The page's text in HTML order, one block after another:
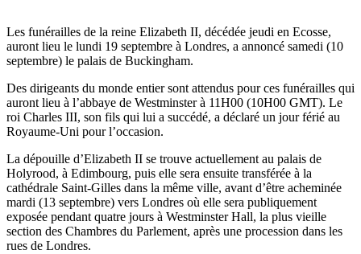
Les funérailles de la reine Elizabeth II, décédée jeudi en Ecosse,
auront lieu le lundi 19 septembre à Londres, a annoncé samedi (10
septembre) le palais de Buckingham.
Des dirigeants du monde entier sont attendus pour ces funérailles qui
auront lieu à l’abbaye de Westminster à 11H00 (10H00 GMT). Le
roi Charles III, son fils qui lui a succédé, a déclaré un jour férié au
Royaume-Uni pour l’occasion.
La dépouille d’Elizabeth II se trouve actuellement au palais de
Holyrood, à Edimbourg, puis elle sera ensuite transférée à la
cathédrale Saint-Gilles dans la même ville, avant d’être acheminée
mardi (13 septembre) vers Londres où elle sera publiquement
exposée pendant quatre jours à Westminster Hall, la plus vieille
section des Chambres du Parlement, après une procession dans les
rues de Londres.